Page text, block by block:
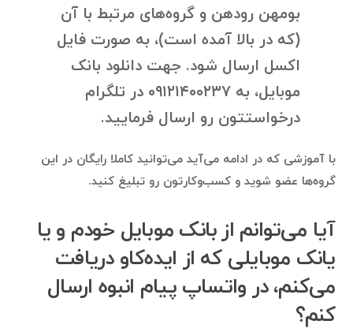
بومهن رودهن و گروه‌های مرتبط با آن
(که در بالا آمده است)، به صورت فایل
اکسل ارسال شود. جهت دانلود بانک
موبایل، به ۰۹۱۲۱۴۰۰۲۳۷ در تلگرام
درخواستتون رو ارسال فرمایید.
با آموزشی که در ادامه می‌آید می‌توانید کاملا رایگان در این
گروه‌ها عضو شوید و کسب‌وکارتون رو تبلیغ کنید.
آیا می‌توانم از بانک موبایل خودم و یا
یانک موبایلی که از ایده‌کاو دریافت
می‌کنم، در واتساپ پیام انبوه ارسال
کنم؟